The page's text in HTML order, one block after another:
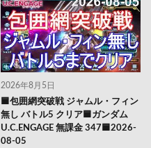
2026年8月5日
🟦包囲網突破戦 ジャムル・フィン
無し バトル5 クリア🟦ガンダム
U.C.ENGAGE 無課金 347🟦2026-
08-05